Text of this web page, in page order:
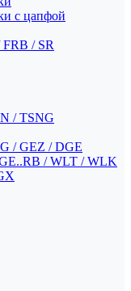
с цапфой
/ SR
/ TSNG
/ GEZ / DGE
/ WLT / WLK